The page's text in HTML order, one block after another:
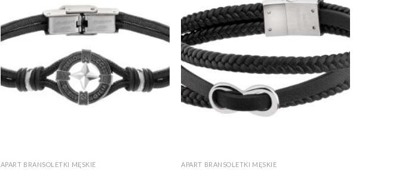
APART BRANSOLETKI MĘSKIE APART BRANSOLETKI MĘSKIE